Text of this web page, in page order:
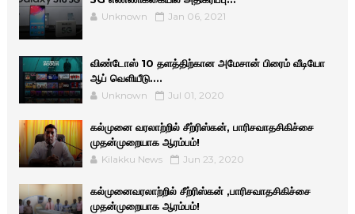
Unknown Jan 06, 2021
விண்டோஸ் 10 தளத்திற்கான அமேசான் பிரைம் வீடியோ
ஆப் வெளியீடு....
Unknown Jul 01, 2020
கல்முனை வரலாற்றில் சீற்ரிஸ்கன், பாரிசவாதசிகிச்சை
முதன்முறையாக ஆரம்பம்!
Kilakku News Jun 23, 2020
கல்முனைவரலாற்றில் சீற்ரிஸ்கன் ,பாரிசவாதசிகிச்சை
முதன்முறையாக ஆரம்பம்!